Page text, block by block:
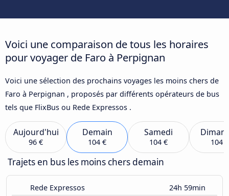
Voici une comparaison de tous les horaires
pour voyager de Faro à Perpignan
Voici une sélection des prochains voyages les moins chers de
Faro à Perpignan , proposés par différents opérateurs de bus
tels que FlixBus ou Rede Expressos .
Aujourd'hui
96 €
Demain
104 €
Samedi
104 € 104 €
Trajets en bus les moins chers demain
Rede Expressos 24h 59min